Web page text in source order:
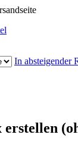
In absteigender